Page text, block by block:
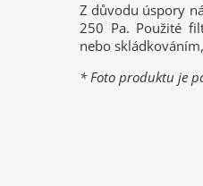
Z důvodu úspory
250 Pa. Použité
nebo
* Foto produktu je